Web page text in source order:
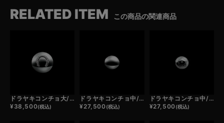
RELATED ITEM この商品の関連商品
ドラヤキコンチョ大/ホースシュー
¥38,500(税込)
ドラヤキコンチョ中/プレーン
¥27,500(税込)
ドラヤキコンチョ中/スター
¥27,500(税込)